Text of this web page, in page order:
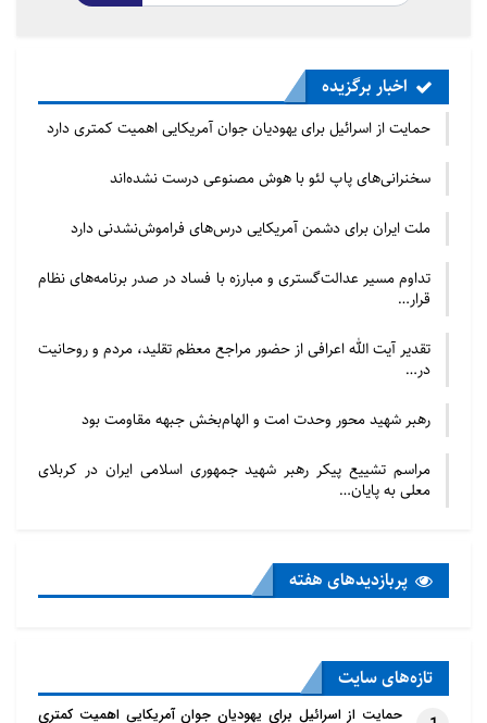
اخبار برگزیده
حمایت از اسرائیل برای یهودیان جوان آمریکایی اهمیت کمتری دارد
سخنرانی‌های پاپ لئو با هوش مصنوعی درست نشده‌اند
ملت ایران برای دشمن آمریکایی درس‌های فراموش‌نشدنی دارد
تداوم مسیر عدالت‌گستری و مبارزه با فساد در صدر برنامه‌های نظام
قرار…
تقدیر آیت الله اعرافی از حضور مراجع معظم تقلید، مردم و روحانیت
در…
رهبر شهید محور وحدت امت و الهام‌بخش جبهه مقاومت بود
مراسم تشییع پیکر رهبر شهید جمهوری اسلامی ایران در کربلای
معلی به پایان…
پربازدید‌های هفته
تازه‌‌های سایت
حمایت از اسرائیل برای یهودیان جوان آمریکایی اهمیت کمتری